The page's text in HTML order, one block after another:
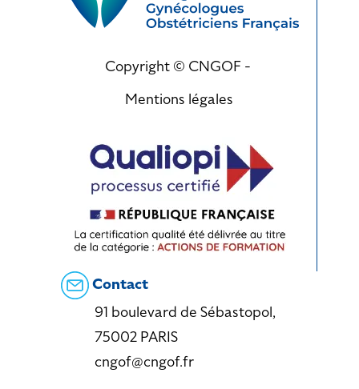
Copyright © CNGOF -
Mentions légales
Contact
91 boulevard de Sébastopol,
75002 PARIS
cngof@cngof.fr